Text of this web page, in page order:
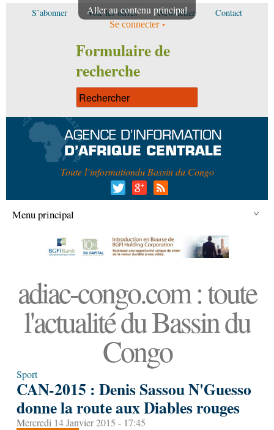
Aller au contenu principal
S’abonner Voir les offres Newsletter Contact
Se connecter
Formulaire de
recherche
Toute l’informationdu Bassin du Congo
Menu principal
adiac-congo.com : toute
l'actualité du Bassin du
Congo
Sport
CAN-2015 : Denis Sassou N'Guesso
donne la route aux Diables rouges
Mercredi 14 Janvier 2015 - 17:45